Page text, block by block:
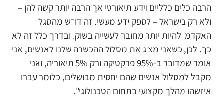
הרבה כלים כלליים וידע תיאורטי אך הרבה יותר קשה להן –
ולא רק בישראל – לספק ידע מעשי. זה דורש מהסגל
האקדמי להיות יותר מחובר לעשייה בשוק, ובדרך כלל זה לא
כך. לכן, כשאני מציג את מסלול ההכשרה שלנו לאנשים, אני
אומר שמדובר ב-95% פרקטיקה ורק 5% תיאוריה, ואני
מקבל למסלול אנשים שהם יחסית מבושלים, כלומר עברו
איזשהו מהלך מקצועי בתחום הטכנולוגי".